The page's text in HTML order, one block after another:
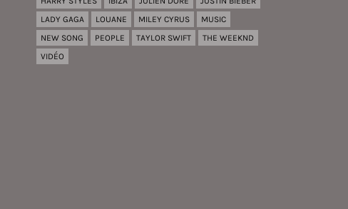
LADY GAGA
LOUANE MILEY CYRUS
MUSIC
NEW SONG
PEOPLE TAYLOR SWIFT
THE WEEKND
VIDÉO